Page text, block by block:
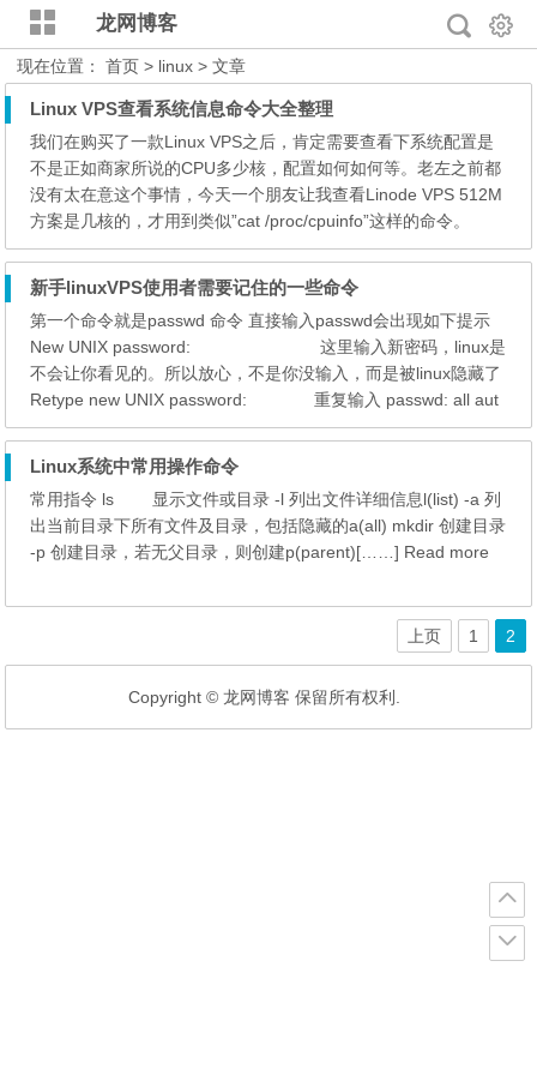
龙网博客
现在位置：首页 > linux > 文章
Linux VPS查看系统信息命令大全整理
我们在购买了一款Linux VPS之后，肯定需要查看下系统配置是
不是正如商家所说的CPU多少核，配置如何如何等。老左之前都
没有太在意这个事情，今天一个朋友让我查看Linode VPS 512M
方案是几核的，才用到类似”cat /proc/cpuinfo”这样的命令。
[……] Read more
新手linuxVPS使用者需要记住的一些命令
第一个命令就是passwd 命令 直接输入passwd会出现如下提示
New UNIX password: 这里输入新密码，linux是
不会让你看见的。所以放心，不是你没输入，而是被linux隐藏了
Retype new UNIX password: 重复输入 passwd: all aut
hentication tokens updated successfully. 看到这个你应该高兴
d mo...
Linux系统中常用操作命令
常用指令 ls 显示文件或目录 -l 列出文件详细信息l(list) -a 列
出当前目录下所有文件及目录，包括隐藏的a(all) mkdir 创建目录
-p 创建目录，若无父目录，则创建p(parent)[……] Read more
上页 1 2
Copyright © 龙网博客 保留所有权利.